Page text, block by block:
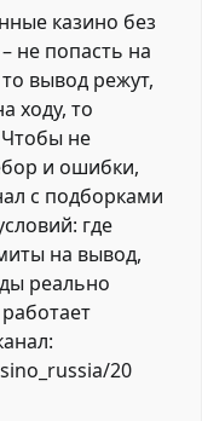
казино без
не попасть на
вывод режут,
ходу, то
не
и ошибки,
с подборками
где
на вывод,
реально
20